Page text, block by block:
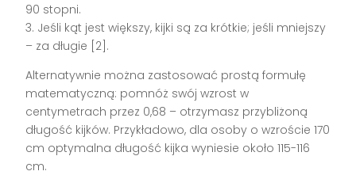
90 stopni.
3. Jeśli kąt jest większy, kijki są za krótkie; jeśli mniejszy
– za długie [2].
Alternatywnie można zastosować prostą formułę
matematyczną: pomnóż swój wzrost w
centymetrach przez 0,68 – otrzymasz przybliżoną
długość kijków. Przykładowo, dla osoby o wzroście 170
cm optymalna długość kijka wyniesie około 115-116
cm.